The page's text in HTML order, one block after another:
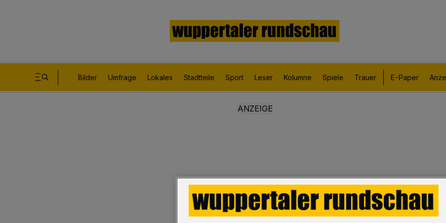
Bilder Umfrage Lokales Stadtteile Sport Leser Kolumne Spiele Trauer E-Paper